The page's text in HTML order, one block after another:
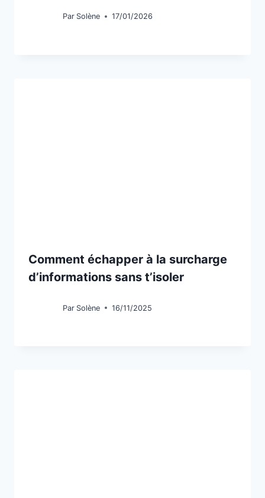
Par Solène 17/01/2026
Comment échapper à la surcharge
d’informations sans t’isoler
Par Solène 16/11/2025